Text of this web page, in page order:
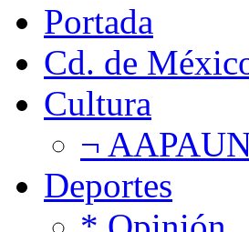
Portada
Cd. de
Cultura
¬
Deportes